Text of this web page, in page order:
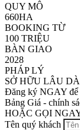
QUY MÔ
660HA
BOOKING TỪ
100 TRIỆU
BÀN GIAO
2028
PHÁP LÝ
SỞ HỮU LÂU
Đăng ký NGAY để
Bảng Giá - chính
HOẶC GỌI
Tên quý khách